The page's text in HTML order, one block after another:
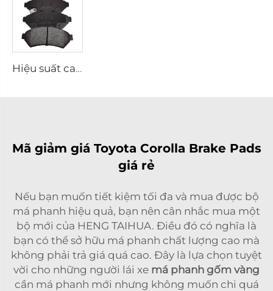
Hiệu suất cao Lót phanh Ceramic D1075 cho xe PONTIAC
Mã giảm giá Toyota Corolla Brake Pads
giá rẻ
Nếu bạn muốn tiết kiệm tối đa và mua được bộ
má phanh hiệu quả, bạn nên cân nhắc mua một
bộ mới của HENG TAIHUA. Điều đó có nghĩa là
bạn có thể sở hữu má phanh chất lượng cao mà
không phải trả giá quá cao. Đây là lựa chọn tuyệt
vời cho những người lái xe má phanh gốm vàng
cần má phanh mới nhưng không muốn chi quá